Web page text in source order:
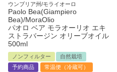
ウンブリア州/モライオーロ
Paolo Bea(Giampiero
Bea)/MoraOlio
パオロ ベア モラオーリオ エキ
ストラバージン オリーブオイル
500ml
ノンフィルター
自然栽培
予約商品
常温便（冷蔵可）